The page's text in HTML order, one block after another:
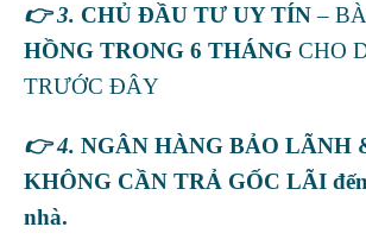
👉 3. CHỦ ĐẦU TƯ UY TÍN–
HỒNG TRONG 6 THÁNG CHO
TRƯỚC ĐÂY
👉 4. NGÂN HÀNG BẢO LÃNH
KHÔNG CẦN TRẢ GỐC LÃI
nhà.